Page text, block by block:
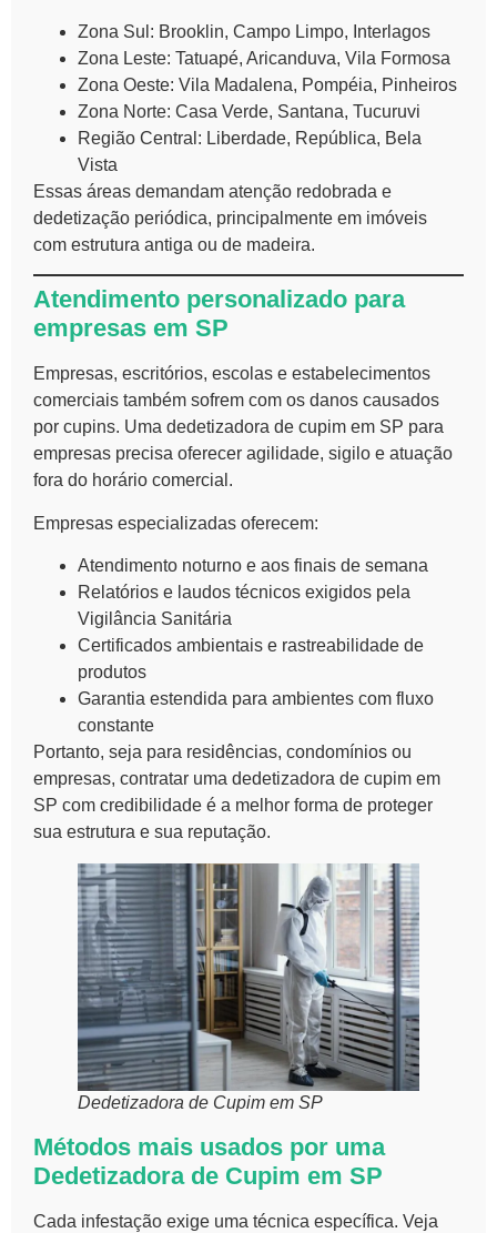
Zona Sul: Brooklin, Campo Limpo, Interlagos
Zona Leste: Tatuapé, Aricanduva, Vila Formosa
Zona Oeste: Vila Madalena, Pompéia, Pinheiros
Zona Norte: Casa Verde, Santana, Tucuruvi
Região Central: Liberdade, República, Bela
Vista
Essas áreas demandam atenção redobrada e
dedetização periódica, principalmente em imóveis
com estrutura antiga ou de madeira.
Atendimento personalizado para
empresas em SP
Empresas, escritórios, escolas e estabelecimentos
comerciais também sofrem com os danos causados
por cupins. Uma dedetizadora de cupim em SP para
empresas precisa oferecer agilidade, sigilo e atuação
fora do horário comercial.
Empresas especializadas oferecem:
Atendimento noturno e aos finais de semana
Relatórios e laudos técnicos exigidos pela
Vigilância Sanitária
Certificados ambientais e rastreabilidade de
produtos
Garantia estendida para ambientes com fluxo
constante
Portanto, seja para residências, condomínios ou
empresas, contratar uma dedetizadora de cupim em
SP com credibilidade é a melhor forma de proteger
sua estrutura e sua reputação.
Dedetizadora de Cupim em SP
Métodos mais usados por uma
Dedetizadora de Cupim em SP
Cada infestação exige uma técnica específica. Veja